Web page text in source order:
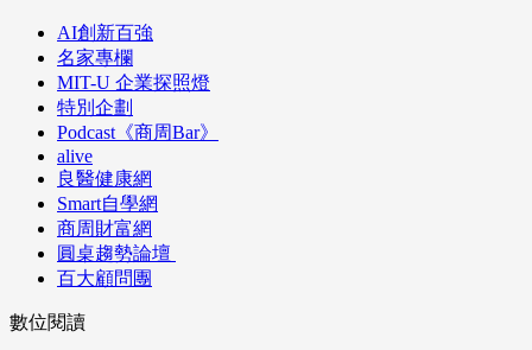
AI創新百強
名家專欄
MIT-U 企業探照燈
特別企劃
Podcast《商周Bar》
alive
良醫健康網
Smart自學網
商周財富網
圓桌趨勢論壇
百大顧問團
數位閱讀